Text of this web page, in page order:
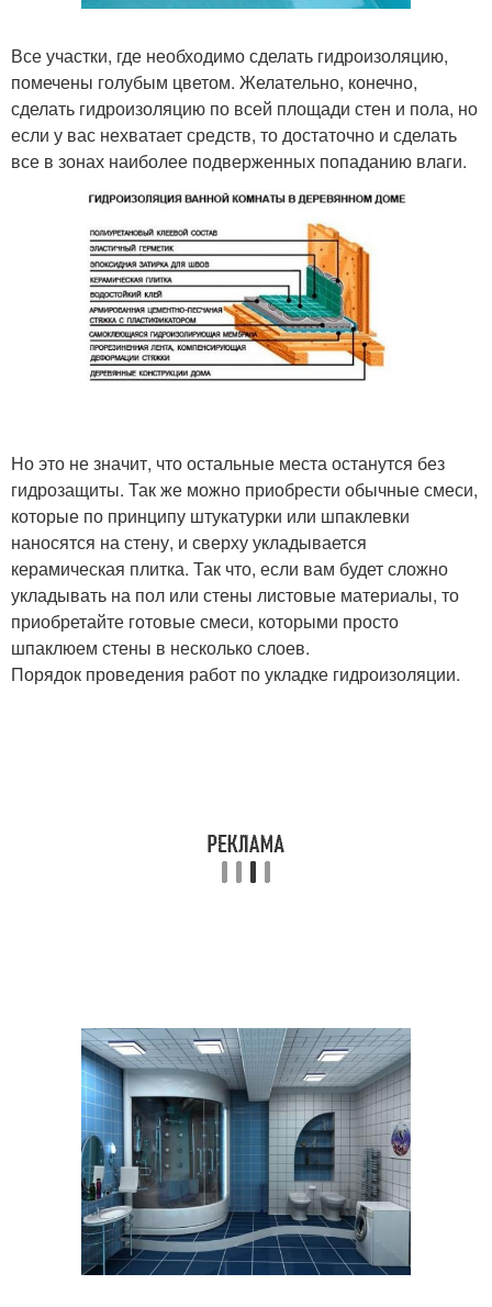
Все участки, где необходимо сделать гидроизоляцию,
помечены голубым цветом. Желательно, конечно,
сделать гидроизоляцию по всей площади стен и пола, но
если у вас нехватает средств, то достаточно и сделать
все в зонах наиболее подверженных попаданию влаги.
Но это не значит, что остальные места останутся без
гидрозащиты. Так же можно приобрести обычные смеси,
которые по принципу штукатурки или шпаклевки
наносятся на стену, и сверху укладывается
керамическая плитка. Так что, если вам будет сложно
укладывать на пол или стены листовые материалы, то
приобретайте готовые смеси, которыми просто
шпаклюем стены в несколько слоев.
Порядок проведения работ по укладке гидроизоляции.